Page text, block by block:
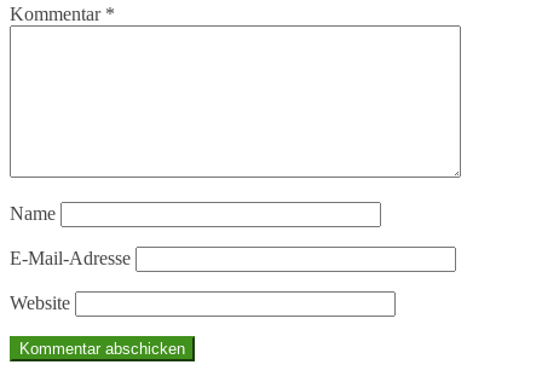
Kommentar *
Name
E-Mail-Adresse
Website